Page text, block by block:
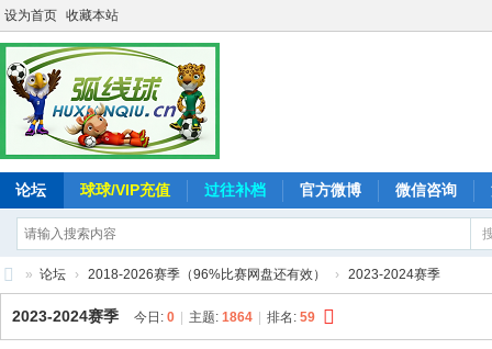
设为首页 收藏本站
论坛 球球/VIP充值 过往补档 官方微博 微信咨询
弧
线
» 论坛 › 2018-2026赛季（96%比赛网盘还有效） › 2023-2024赛季
2023-2024赛季 今日: 0 主题: 1864 排名: 59